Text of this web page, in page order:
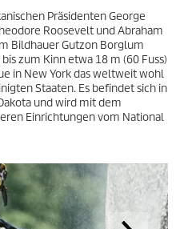
Präsidenten George
Roosevelt und Abraham
Bildhauer Gutzon Borglum
zum Kinn etwa 18 m (60 Fuss)
in New York das weltweit wohl
Staaten. Es befindet sich in
und wird mit dem
Einrichtungen vom National